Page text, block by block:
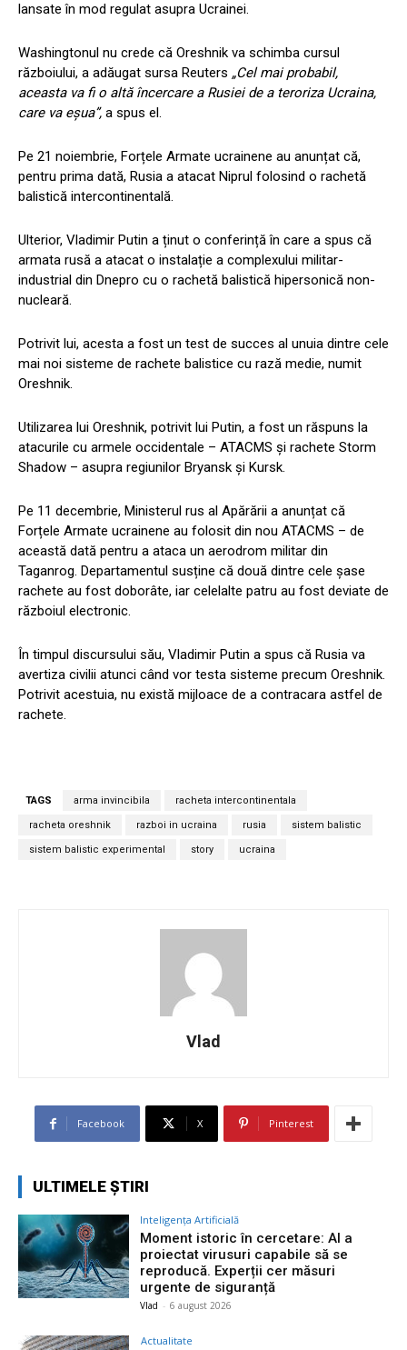
lansate în mod regulat asupra Ucrainei.
Washingtonul nu crede că Oreshnik va schimba cursul
războiului, a adăugat sursa Reuters „Cel mai probabil,
aceasta va fi o altă încercare a Rusiei de a teroriza Ucraina,
care va eșua”, a spus el.
Pe 21 noiembrie, Forțele Armate ucrainene au anunțat că,
pentru prima dată, Rusia a atacat Niprul folosind o rachetă
balistică intercontinentală.
Ulterior, Vladimir Putin a ținut o conferință în care a spus că
armata rusă a atacat o instalație a complexului militar-
industrial din Dnepro cu o rachetă balistică hipersonică non-
nucleară.
Potrivit lui, acesta a fost un test de succes al unuia dintre cele
mai noi sisteme de rachete balistice cu rază medie, numit
Oreshnik.
Utilizarea lui Oreshnik, potrivit lui Putin, a fost un răspuns la
atacurile cu armele occidentale – ATACMS și rachete Storm
Shadow – asupra regiunilor Bryansk și Kursk.
Pe 11 decembrie, Ministerul rus al Apărării a anunțat că
Forțele Armate ucrainene au folosit din nou ATACMS – de
această dată pentru a ataca un aerodrom militar din
Taganrog. Departamentul susține că două dintre cele șase
rachete au fost doborâte, iar celelalte patru au fost deviate de
războiul electronic.
În timpul discursului său, Vladimir Putin a spus că Rusia va
avertiza civilii atunci când vor testa sisteme precum Oreshnik.
Potrivit acestuia, nu există mijloace de a contracara astfel de
rachete.
TAGS arma invincibila racheta intercontinentala
racheta oreshnik razboi in ucraina rusia sistem balistic
sistem balistic experimental story ucraina
Vlad
Facebook X Pinterest
ULTIMELE ȘTIRI
Inteligența Artificială
Moment istoric în cercetare: AI a
proiectat virusuri capabile să se
reproducă. Experții cer măsuri
urgente de siguranță
Vlad - 6 august 2026
Actualitate